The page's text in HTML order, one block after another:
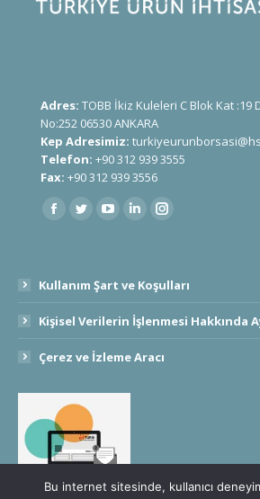
Adres: TOBB İkiz Kuleleri C Blok Kat :19
No:252 06530 ANKARA
Kep Adresimiz:
Telefon: +90 312 939 3555
Fax: +90 312 939 3556
Find us on:
Kullanım Şart ve Koşulları
Kişisel Verilerin İşlenmesi Hakkında
Çerez ve İzleme Aracı
Bu internet sitesinde, kullanıcı